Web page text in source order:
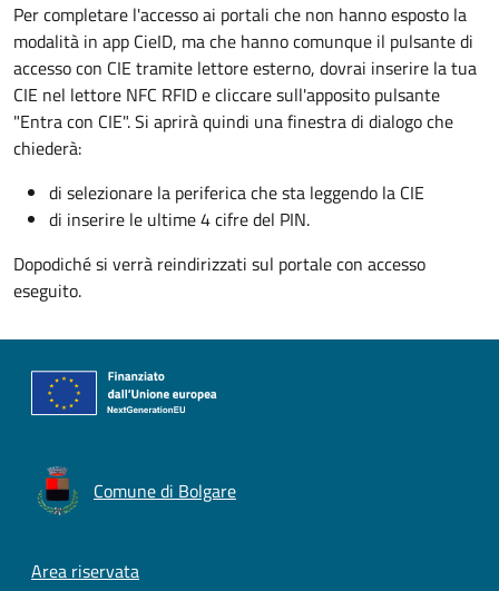
Per completare l'accesso ai portali che non hanno esposto la
modalità in app CieID, ma che hanno comunque il pulsante di
accesso con CIE tramite lettore esterno, dovrai inserire la tua
CIE nel lettore NFC RFID e cliccare sull'apposito pulsante
"Entra con CIE". Si aprirà quindi una finestra di dialogo che
chiederà:
di selezionare la periferica che sta leggendo la CIE
di inserire le ultime 4 cifre del PIN.
Dopodiché si verrà reindirizzati sul portale con accesso
eseguito.
Comune di Bolgare
Footer menu
Area riservata